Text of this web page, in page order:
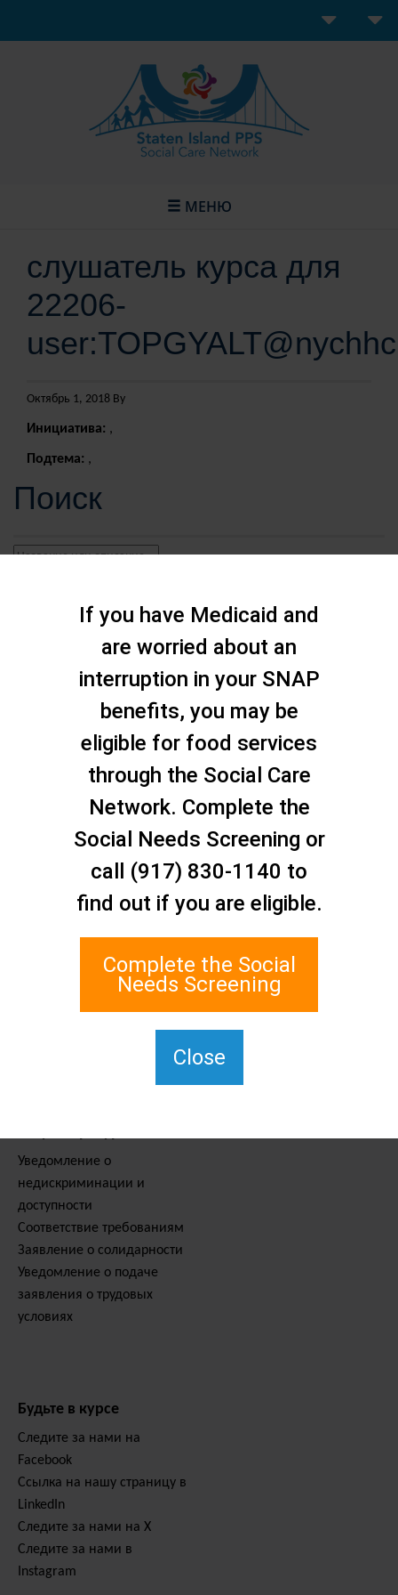
МЕНЮ
слушатель курса для
22206-
Октябрь 1, 2018 By
Инициатива: ,
Подтема: ,
Поиск
Свяжитесь с нами
Сеть социальной помощи
1 Edgewater Plaza, Suite 700
Стейтен-Айленд, Нью-Йорк
Уведомление о
недискриминации и
доступности
Соответствие требованиям
Заявление о солидарности
Уведомление о подаче
заявления о трудовых
условиях
Будьте в курсе
Следите за нами на
Facebook
Ссылка на нашу страницу в
LinkedIn
Следите за нами на X
Следите за нами в
Instagram
If you have Medicaid and
are worried about an
interruption in your SNAP
benefits, you may be
eligible for food services
through the Social Care
Network. Complete the
Social Needs Screening or
call (917) 830-1140 to
find out if you are eligible.
Complete the Social
Needs Screening
Close